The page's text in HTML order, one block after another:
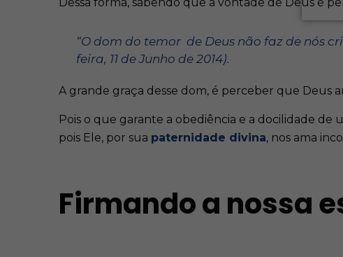
“O dom do temor de Deus não faz de nós
feira, 11 de Junho de 2014).
A grande graça desse dom, é perceber que Deus
Pois o que garante a obediência e a docilidade de
pois Ele, por sua paternidade divina, nos ama
Firmando a nossa